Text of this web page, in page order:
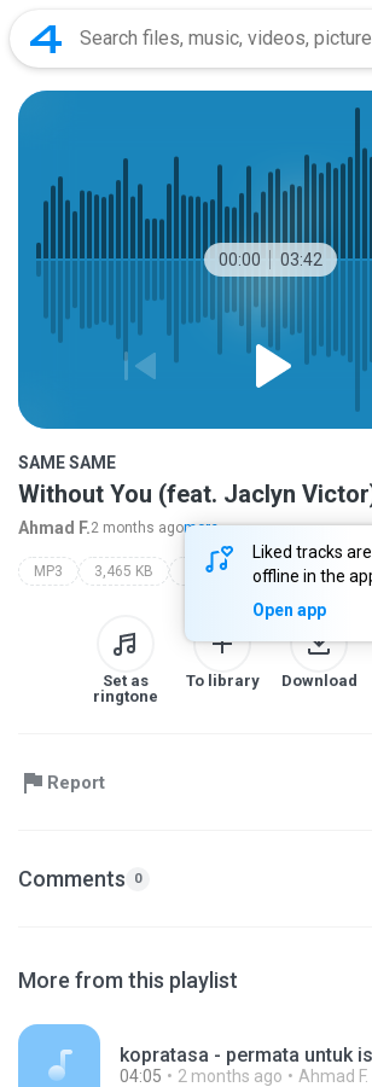
00:00 03:42
Liked tracks
offline in the
Open app
SAME SAME
Without You (feat. Jaclyn
Ahmad F.2 months agomore...
MP3 3,465 KB ost - cinta same same
Set as
ringtone
To library Download
Report
Comments 0
More from this playlist
kopratasa - permata untuk
04:05 2 months ago Ahmad F.